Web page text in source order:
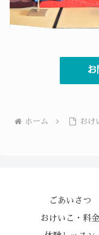
ホーム おけ
ごあいさつ
おけいこ・料金